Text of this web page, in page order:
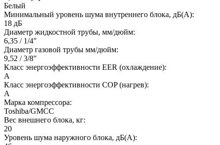
Белый
Минимальный уровень шума внутреннего блока, дБ(А):
18 дБ
Диаметр жидкостной трубы, мм/дюйм:
6,35 / 1/4"
Диаметр газовой трубы мм/дюйм:
9,52 / 3/8"
Класс энергоэффективности EER (охлаждение):
A
Класс энергоэффективности COP (нагрев):
A
Марка компрессора:
Toshiba/GMCC
Вес внешнего блока, кг:
20
Уровень шума наружного блока, дБ(А):